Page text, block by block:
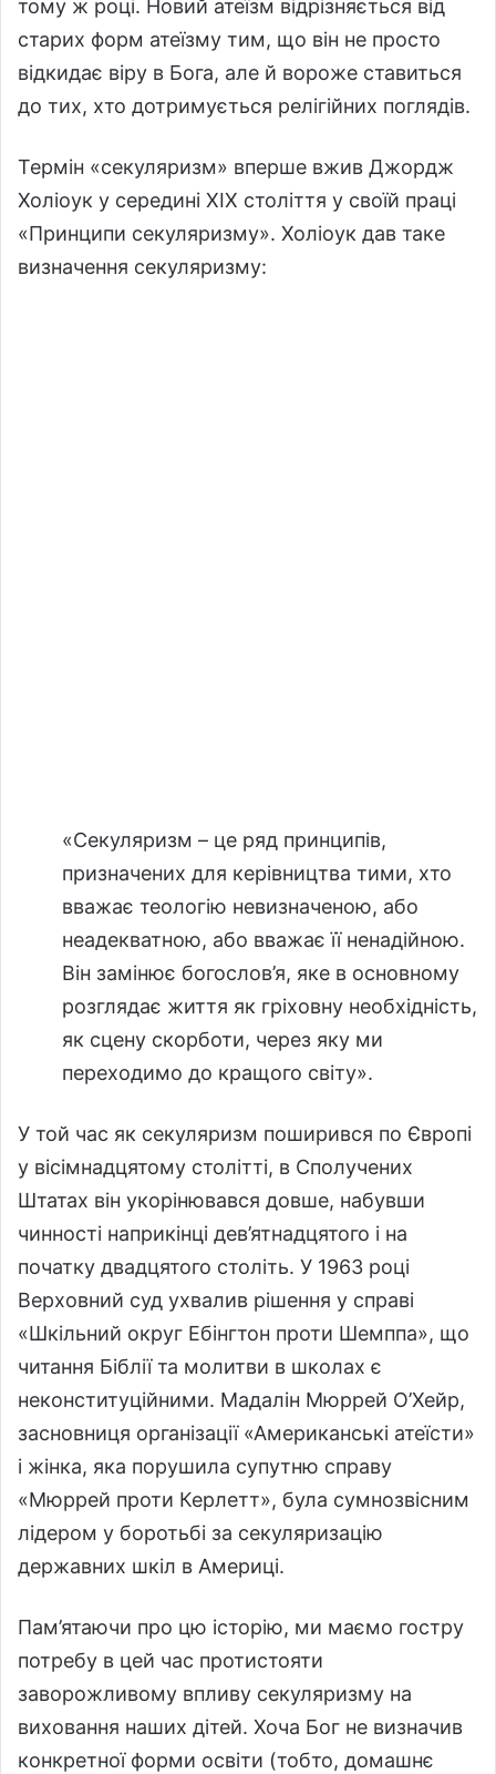
тому ж році. Новий атеїзм відрізняється від
старих форм атеїзму тим, що він не просто
відкидає віру в Бога, але й вороже ставиться
до тих, хто дотримується релігійних поглядів.
Термін «секуляризм» вперше вжив Джордж
Холіоук у середині ХІХ століття у своїй праці
«Принципи секуляризму». Холіоук дав таке
визначення секуляризму:
«Секуляризм – це ряд принципів,
призначених для керівництва тими, хто
вважає теологію невизначеною, або
неадекватною, або вважає її ненадійною.
Він замінює богослов’я, яке в основному
розглядає життя як гріховну необхідність,
як сцену скорботи, через яку ми
переходимо до кращого світу».
У той час як секуляризм поширився по Європі
у вісімнадцятому столітті, в Сполучених
Штатах він укорінювався довше, набувши
чинності наприкінці дев’ятнадцятого і на
початку двадцятого століть. У 1963 році
Верховний суд ухвалив рішення у справі
«Шкільний округ Ебінгтон проти Шемппа», що
читання Біблії та молитви в школах є
неконституційними. Мадалін Мюррей О’Хейр,
засновниця організації «Американські атеїсти»
і жінка, яка порушила супутню справу
«Мюррей проти Керлетт», була сумнозвісним
лідером у боротьбі за секуляризацію
державних шкіл в Америці.
Пам’ятаючи про цю історію, ми маємо гостру
потребу в цей час протистояти
заворожливому впливу секуляризму на
виховання наших дітей. Хоча Бог не визначив
конкретної форми освіти (тобто, домашнє